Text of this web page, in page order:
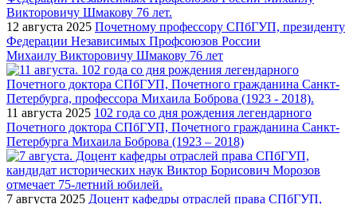
12 августа 2025 Почетному профессору СПбГУП, президенту
Федерации Независимых Профсоюзов России
Михаилу Викторовичу Шмакову 76 лет
11 августа 2025 102 года со дня рождения легендарного
Почетного доктора СПбГУП, Почетного гражданина Санкт-
Петербурга Михаила Боброва (1923 – 2018)
7 августа 2025 Доцент кафедры отраслей права СПбГУП,